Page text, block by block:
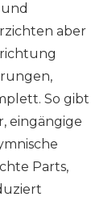
aber
So gibt
eingängige
Parts,